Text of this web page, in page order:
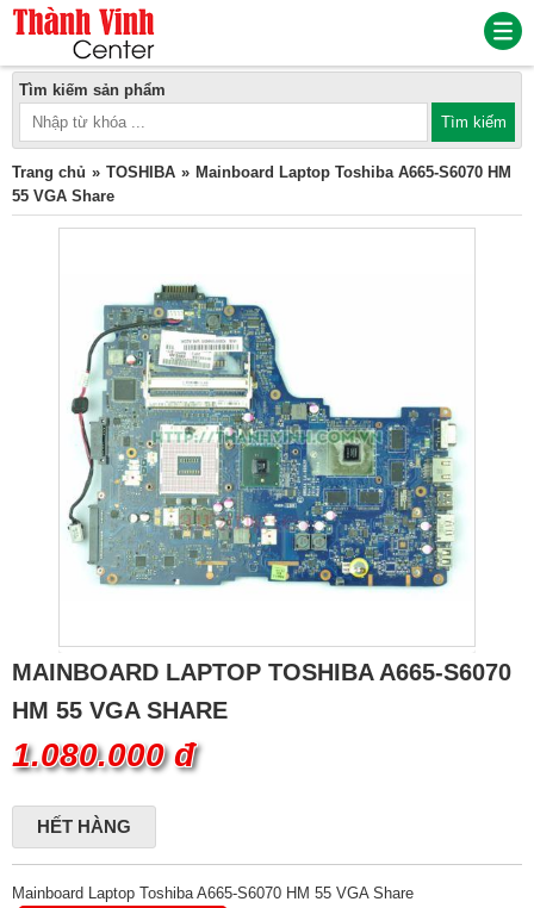
Tìm kiếm sản phẩm
Trang chủ TOSHIBA
Mainboard Laptop Toshiba A665-S6070 HM
55 VGA Share
MAINBOARD LAPTOP TOSHIBA A665-S6070
HM 55 VGA SHARE
1.080.000 đ
HẾT HÀNG
Mainboard Laptop Toshiba A665-S6070 HM 55 VGA Share